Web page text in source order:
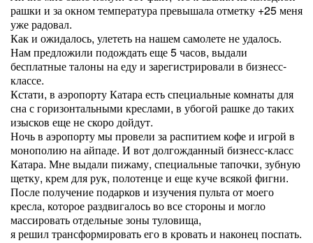
рашки и за окном температура превышала отметку +25 меня
уже радовал.
Как и ожидалось, улететь на нашем самолете не удалось.
Нам предложили подождать еще 5 часов, выдали
бесплатные талоны на еду и зарегистрировали в бизнесс-
классе.
Кстати, в аэропорту Катара есть специальные комнаты для
сна с горизонтальными креслами, в убогой рашке до таких
изысков еще не скоро дойдут.
Ночь в аэропорту мы провели за распитием кофе и игрой в
монополию на айпаде. И вот долгожданный бизнесс-класс
Катара. Мне выдали пижаму, специальные тапочки, зубную
щетку, крем для рук, полотенце и еще куче всякой фигни.
После получение подарков и изучения пульта от моего
кресла, которое раздвигалось во все стороны и могло
массировать отдельные зоны туловища,
я решил трансформировать его в кровать и наконец поспать.